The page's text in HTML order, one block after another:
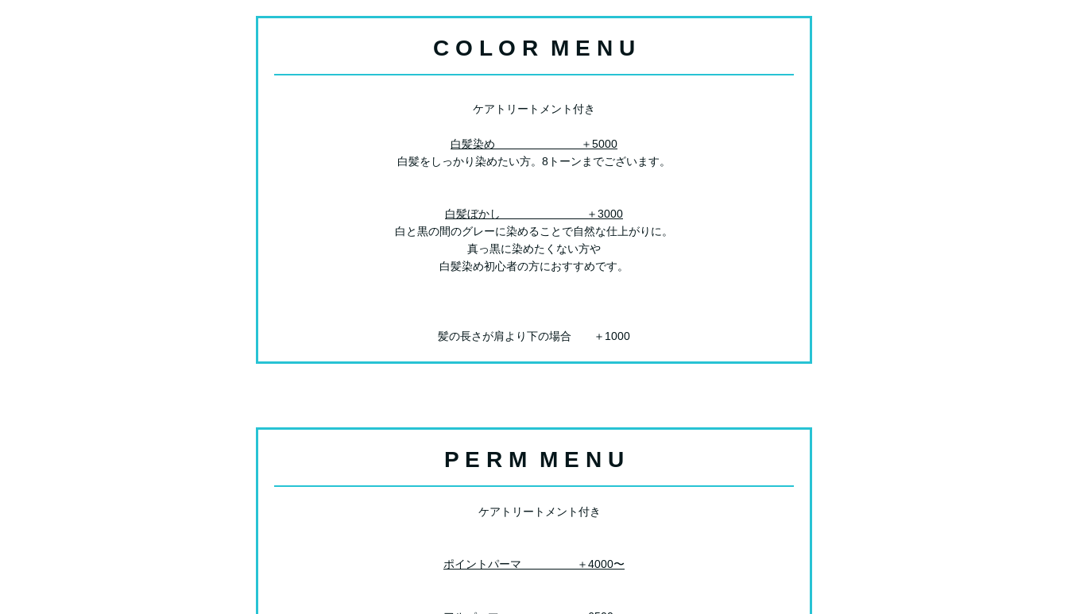
C O L O R M E N U
ケアトリートメント付き
白髪染め ＋5000
白髪をしっかり染めたい方。8トーンまでございます。
白髪ぼかし
＋3000
白と黒の間のグレーに染めることで自然な仕上がりに。
真っ黒に染めたくない方や
白髪染め初心者の方におすすめです。
髪の長さが肩より下の場合 ＋1000
P E R M M E N U
ケアトリートメント付き
ポイントパーマ ＋4000〜